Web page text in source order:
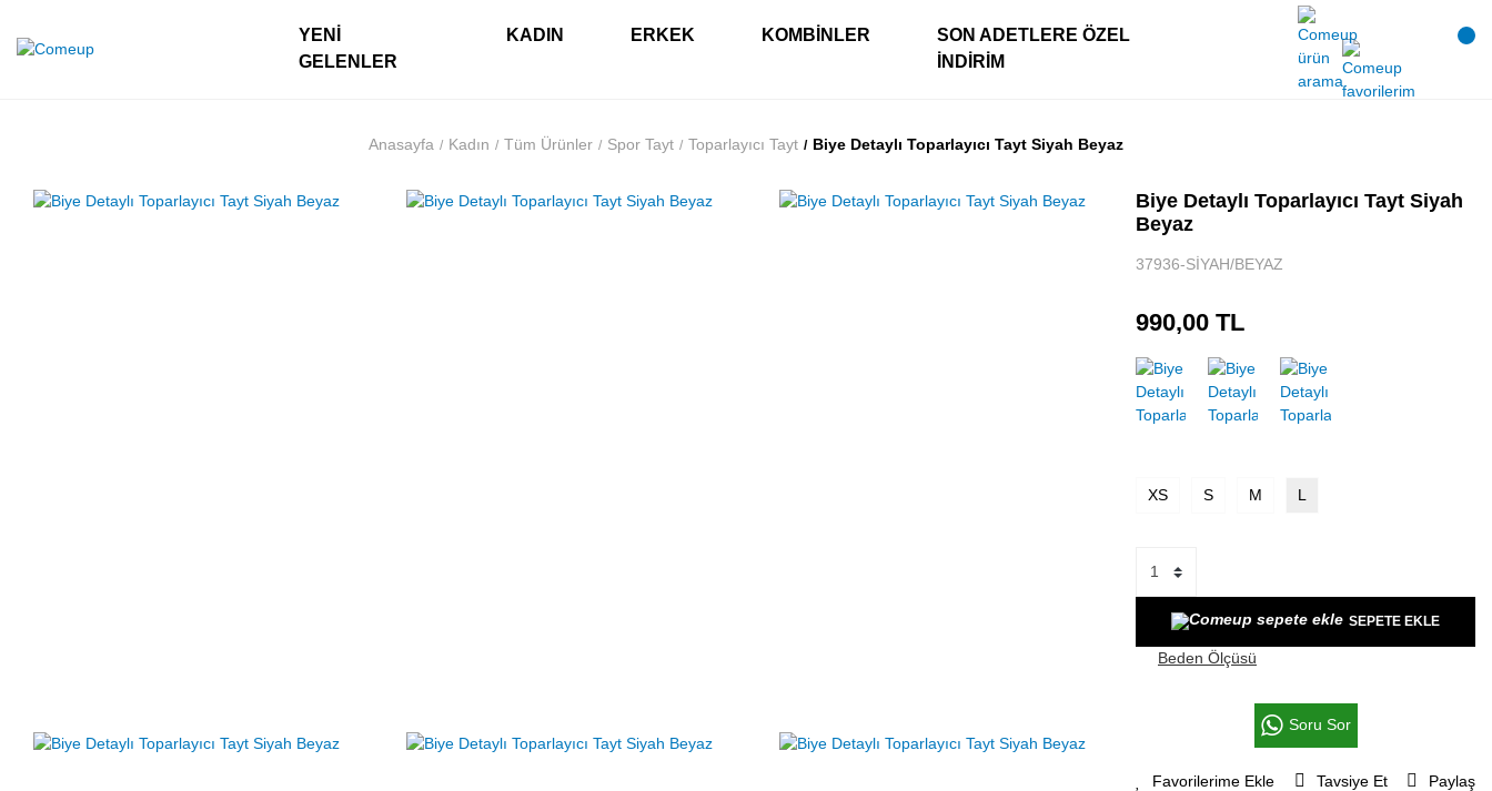
YENI
GELENLER
KADIN ERKEK KOMBINLER
SON ADETLERE ÖZEL
İNDIRIM
Anasayfa Kadın Tüm Ürünler Spor Tayt Toparlayıcı Tayt Biye Detaylı Toparlayıcı Tayt Siyah Beyaz
Biye Detaylı Toparlayıcı Tayt Siyah
Beyaz
37936-SİYAH/BEYAZ
990,00 TL
XS S M L
SEPETE EKLE
Beden Ölçüsü
Soru Sor
Tavsiye Et Paylaş